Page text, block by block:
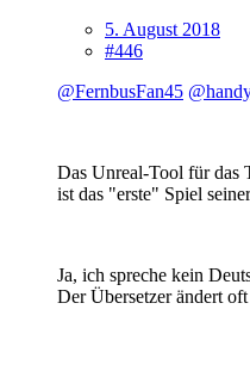
5. August 2018
#446
@FernbusFan45
Das Unreal-Tool für das
ist das "erste" Spiel
Ja, ich spreche kein
Der Übersetzer ändert